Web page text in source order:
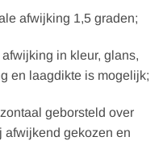
afwijking 1,5 graden;
in kleur, glans,
en laagdikte is mogelijk;
geborsteld over
afwijkend gekozen en